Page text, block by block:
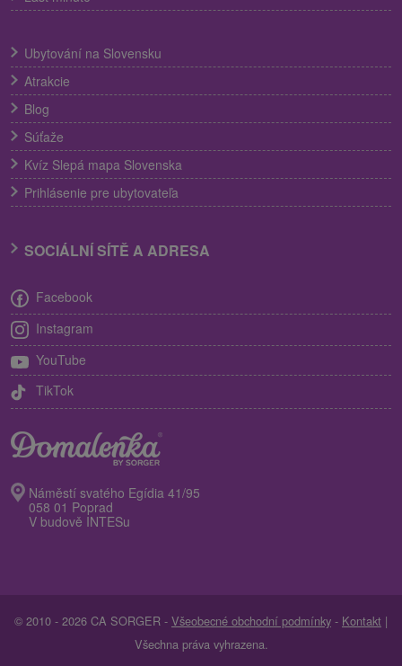
Ubytování na Slovensku
Atrakcie
Blog
Súťaže
Kvíz Slepá mapa Slovenska
Prihlásenie pre ubytovateľa
SOCIÁLNÍ SÍTĚ A ADRESA
Facebook
Instagram
YouTube
TikTok
Náměstí svatého Egídia 41/95
058 01 Poprad
V budově INTESu
© 2010 - 2026 CA SORGER - Všeobecné obchodní podmínky - Kontakt |
Všechna práva vyhrazena.